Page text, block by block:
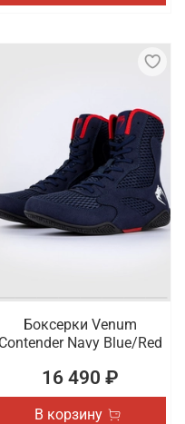
Боксерки Venum
Contender Navy Blue/Red
16 490 ₽
В корзину